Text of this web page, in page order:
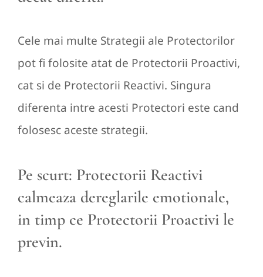
Cele mai multe Strategii ale Protectorilor
pot fi folosite atat de Protectorii Proactivi,
cat si de Protectorii Reactivi. Singura
diferenta intre acesti Protectori este cand
folosesc aceste strategii.
Pe scurt: Protectorii Reactivi
calmeaza dereglarile emotionale,
in timp ce Protectorii Proactivi le
previn.